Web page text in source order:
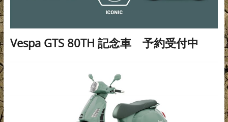
Vespa GTS 80TH 記念車 予約受付中